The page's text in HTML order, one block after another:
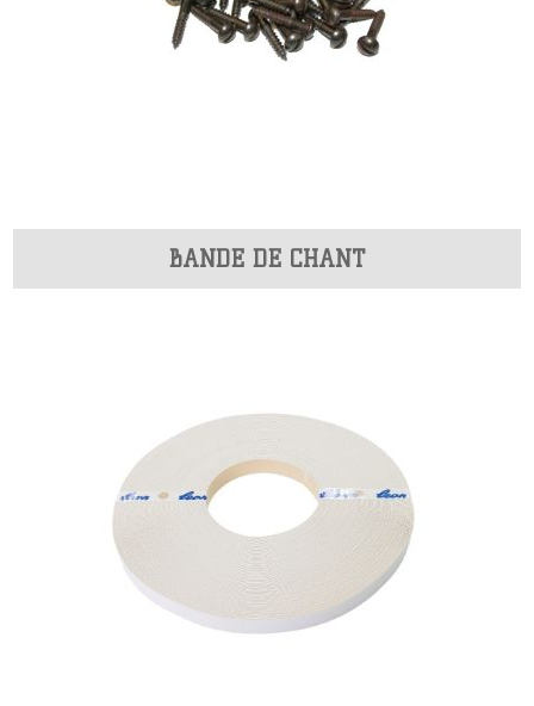
BANDE DE CHANT